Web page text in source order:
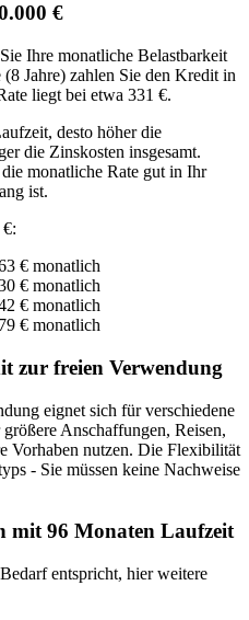
€
Ihre monatliche Belastbarkeit
Jahre) zahlen Sie den Kredit in
liegt bei etwa 331 €.
desto höher die
die Zinskosten insgesamt.
monatliche Rate gut in Ihr
ist.
€ monatlich
€ monatlich
€ monatlich
€ monatlich
zur freien Verwendung
eignet sich für verschiedene
Anschaffungen, Reisen,
Vorhaben nutzen. Die Flexibilität
- Sie müssen keine Nachweise
mit 96 Monaten Laufzeit
entspricht, hier weitere